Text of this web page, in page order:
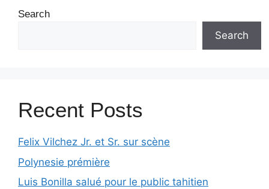
Search
Search
Recent Posts
Felix Vilchez Jr. et Sr. sur scène
Polynesie prémière
Luis Bonilla salué pour le public tahitien